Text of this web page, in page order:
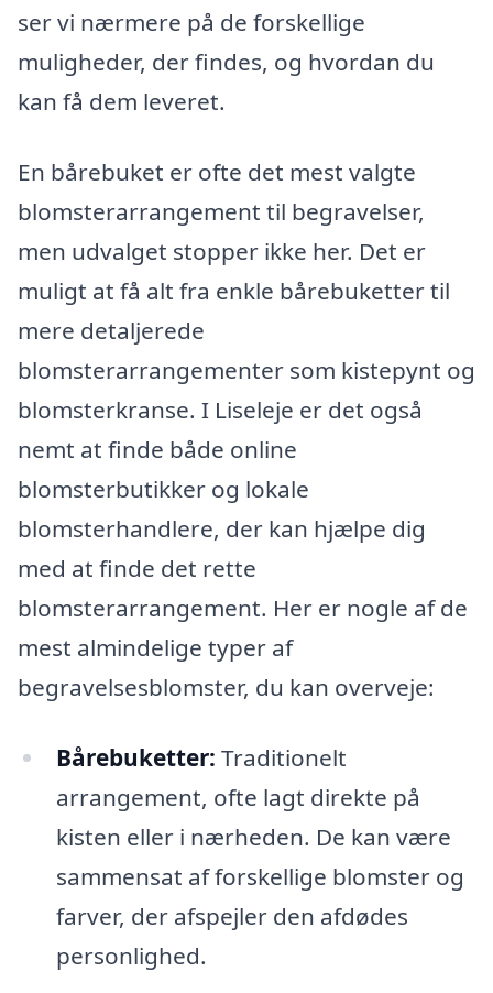
ser vi nærmere på de forskellige
muligheder, der findes, og hvordan du
kan få dem leveret.
En bårebuket er ofte det mest valgte
blomsterarrangement til begravelser,
men udvalget stopper ikke her. Det er
muligt at få alt fra enkle bårebuketter til
mere detaljerede
blomsterarrangementer som kistepynt og
blomsterkranse. I Liseleje er det også
nemt at finde både online
blomsterbutikker og lokale
blomsterhandlere, der kan hjælpe dig
med at finde det rette
blomsterarrangement. Her er nogle af de
mest almindelige typer af
begravelsesblomster, du kan overveje:
Bårebuketter: Traditionelt
arrangement, ofte lagt direkte på
kisten eller i nærheden. De kan være
sammensat af forskellige blomster og
farver, der afspejler den afdødes
personlighed.